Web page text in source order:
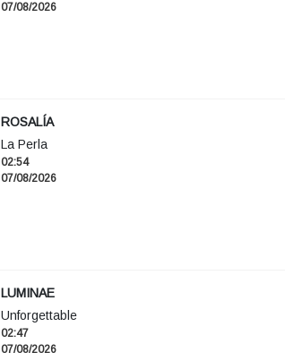
07/08/2026
ROSALÍA
La Perla
02:54
07/08/2026
LUMINAE
Unforgettable
02:47
07/08/2026